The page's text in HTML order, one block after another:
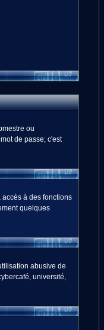
ou
de passe; c'est
à des fonctions
quelques
abusive de
université,